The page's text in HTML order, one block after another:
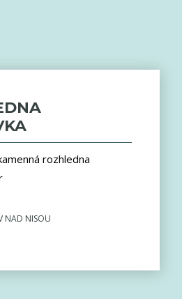
rozhledna
NAD NISOU